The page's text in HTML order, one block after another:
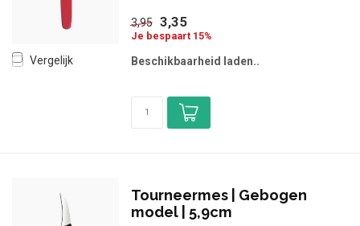
Vergelijk
3,95 3,35
Je bespaart 15%
Beschikbaarheid laden..
Tourneermes | Gebogen
model | 5,9cm